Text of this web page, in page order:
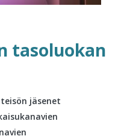
tasoluokan
jäsenet